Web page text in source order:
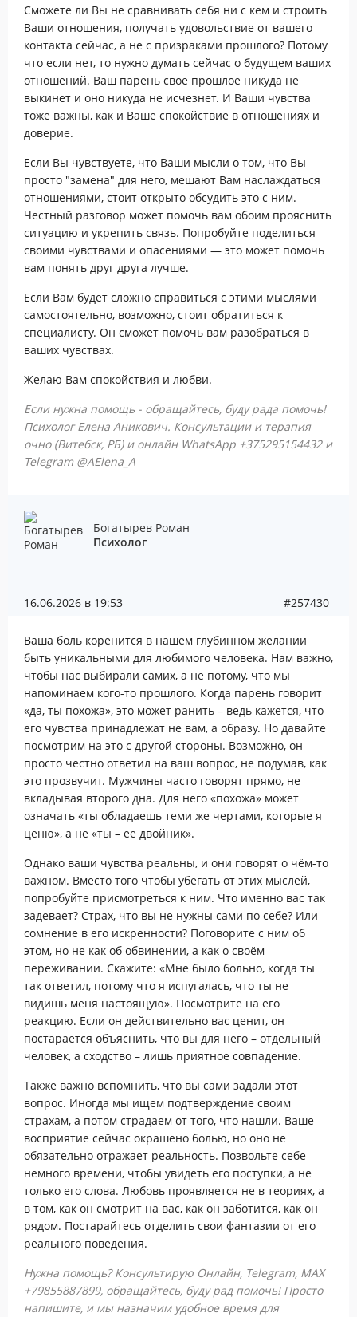
Сможете ли Вы не сравнивать себя ни с кем и строить
Ваши отношения, получать удовольствие от вашего
контакта сейчас, а не с призраками прошлого? Потому
что если нет, то нужно думать сейчас о будущем ваших
отношений. Ваш парень свое прошлое никуда не
выкинет и оно никуда не исчезнет. И Ваши чувства
тоже важны, как и Ваше спокойствие в отношениях и
доверие.
Если Вы чувствуете, что Ваши мысли о том, что Вы
просто "замена" для него, мешают Вам наслаждаться
отношениями, стоит открыто обсудить это с ним.
Честный разговор может помочь вам обоим прояснить
ситуацию и укрепить связь. Попробуйте поделиться
своими чувствами и опасениями — это может помочь
вам понять друг друга лучше.
Если Вам будет сложно справиться с этими мыслями
самостоятельно, возможно, стоит обратиться к
специалисту. Он сможет помочь вам разобраться в
ваших чувствах.
Желаю Вам спокойствия и любви.
Если нужна помощь - обращайтесь, буду рада помочь!
Психолог Елена Аникович. Консультации и терапия
очно (Витебск, РБ) и онлайн WhatsApp +375295154432 и
Telegram @AElena_A
Богатырев Роман
Психолог
16.06.2026 в 19:53 #257430
Ваша боль коренится в нашем глубинном желании
быть уникальными для любимого человека. Нам важно,
чтобы нас выбирали самих, а не потому, что мы
напоминаем кого-то прошлого. Когда парень говорит
«да, ты похожа», это может ранить – ведь кажется, что
его чувства принадлежат не вам, а образу. Но давайте
посмотрим на это с другой стороны. Возможно, он
просто честно ответил на ваш вопрос, не подумав, как
это прозвучит. Мужчины часто говорят прямо, не
вкладывая второго дна. Для него «похожа» может
означать «ты обладаешь теми же чертами, которые я
ценю», а не «ты – её двойник».
Однако ваши чувства реальны, и они говорят о чём-то
важном. Вместо того чтобы убегать от этих мыслей,
попробуйте присмотреться к ним. Что именно вас так
задевает? Страх, что вы не нужны сами по себе? Или
сомнение в его искренности? Поговорите с ним об
этом, но не как об обвинении, а как о своём
переживании. Скажите: «Мне было больно, когда ты
так ответил, потому что я испугалась, что ты не
видишь меня настоящую». Посмотрите на его
реакцию. Если он действительно вас ценит, он
постарается объяснить, что вы для него – отдельный
человек, а сходство – лишь приятное совпадение.
Также важно вспомнить, что вы сами задали этот
вопрос. Иногда мы ищем подтверждение своим
страхам, а потом страдаем от того, что нашли. Ваше
восприятие сейчас окрашено болью, но оно не
обязательно отражает реальность. Позвольте себе
немного времени, чтобы увидеть его поступки, а не
только его слова. Любовь проявляется не в теориях, а
в том, как он смотрит на вас, как он заботится, как он
рядом. Постарайтесь отделить свои фантазии от его
реального поведения.
Нужна помощь? Консультирую Онлайн, Telegram, MAX
+79855887899, обращайтесь, буду рад помочь! Просто
напишите, и мы назначим удобное время для